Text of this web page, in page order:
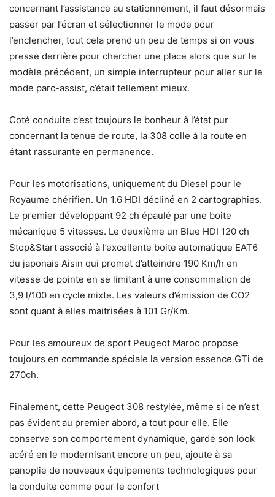
concernant l’assistance au stationnement, il faut désormais
passer par l’écran et sélectionner le mode pour
l’enclencher, tout cela prend un peu de temps si on vous
presse derrière pour chercher une place alors que sur le
modèle précédent, un simple interrupteur pour aller sur le
mode parc-assist, c’était tellement mieux.
Coté conduite c’est toujours le bonheur à l’état pur
concernant la tenue de route, la 308 colle à la route en
étant rassurante en permanence.
Pour les motorisations, uniquement du Diesel pour le
Royaume chérifien. Un 1.6 HDI décliné en 2 cartographies.
Le premier développant 92 ch épaulé par une boite
mécanique 5 vitesses. Le deuxième un Blue HDI 120 ch
Stop&Start associé à l’excellente boite automatique EAT6
du japonais Aisin qui promet d’atteindre 190 Km/h en
vitesse de pointe en se limitant à une consommation de
3,9 l/100 en cycle mixte. Les valeurs d’émission de CO2
sont quant à elles maitrisées à 101 Gr/Km.
Pour les amoureux de sport Peugeot Maroc propose
toujours en commande spéciale la version essence GTi de
270ch.
Finalement, cette Peugeot 308 restylée, même si ce n’est
pas évident au premier abord, a tout pour elle. Elle
conserve son comportement dynamique, garde son look
acéré en le modernisant encore un peu, ajoute à sa
panoplie de nouveaux équipements technologiques pour
la conduite comme pour le confort